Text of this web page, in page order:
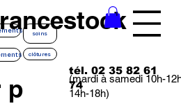
clôtures
soins
p
tél. 02 35 82 61
74
(mardi à samedi 10h-
14h-18h)